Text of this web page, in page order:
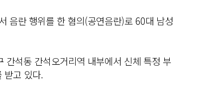
음란 행위를 한 혐의(공연음란)로 60대 남성
간석동 간석오거리역 내부에서 신체 특정 부
받고 있다.